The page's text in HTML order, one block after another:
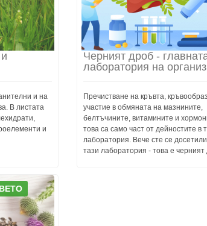
и на
В листата
и
Черният дроб -
лаборатория на
Пречистване на кръвта,
участие в обмяната на мазнините,
белтъчините, витамините и
това са само част от дейностите в
лаборатория. Вече сте се
тази лаборатория - това е черният